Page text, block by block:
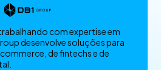
com expertise em
desenvolve soluções para
de fintechs e de